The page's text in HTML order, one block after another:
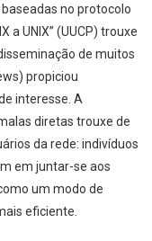
no protocolo
a UNIX” (UUCP) trouxe
de muitos
propiciou
interesse. A
diretas trouxe de
da rede: indivíduos
em juntar-se aos
um modo de
eficiente.